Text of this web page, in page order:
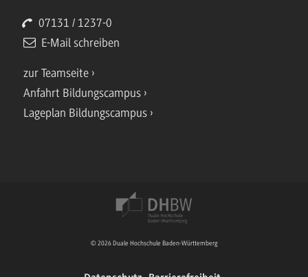
07131 / 1237-0
E-Mail schreiben
zur Teamseite
Anfahrt Bildungscampus
Lageplan Bildungscampus
© 2026 Duale Hochschule Baden-Württemberg